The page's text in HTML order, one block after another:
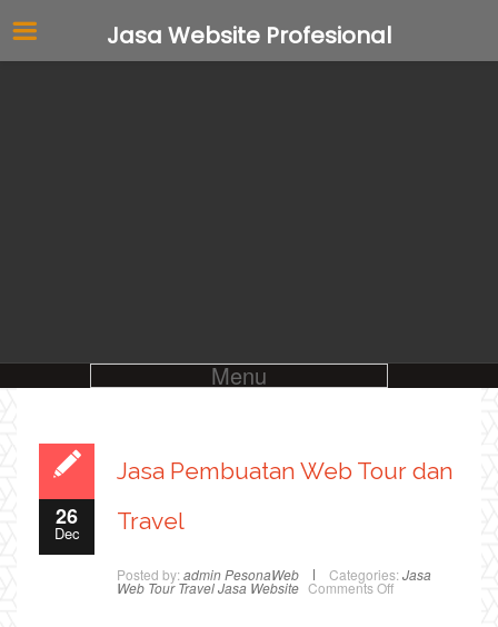
Menu
26
Dec
Jasa Pembuatan Web Tour dan
Travel
Posted by: admin PesonaWeb Categories: Jasa
Web Tour TravelJasa Website Comments Off
Jasa Website Profesional